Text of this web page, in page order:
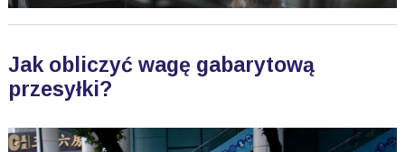
Jak obliczyć wagę gabarytową
przesyłki?